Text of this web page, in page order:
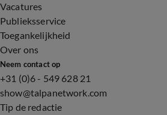
Vacatures
Publieksservice
Toegankelijkheid
Over ons
Neem contact op
+31 (0)6 - 549 628 21
show@talpanetwork.com
Tip de redactie